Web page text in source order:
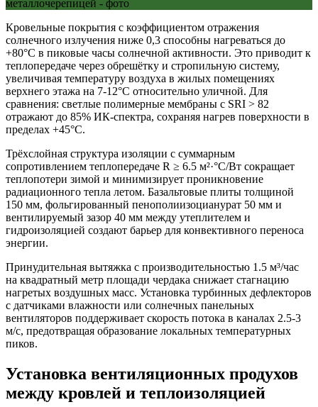
Кровельные покрытия с коэффициентом отражения
солнечного излучения ниже 0,3 способны нагреваться до
+80°C в пиковые часы солнечной активности. Это приводит к
теплопередаче через обрешётку и стропильную систему,
увеличивая температуру воздуха в жилых помещениях
верхнего этажа на 7-12°C относительно уличной. Для
сравнения: светлые полимерные мембраны с SRI > 82
отражают до 85% ИК-спектра, сохраняя нагрев поверхности в
пределах +45°C.
Трёхслойная структура изоляции с суммарным
сопротивлением теплопередаче R ≥ 6.5 м²·°C/Вт сокращает
теплопотери зимой и минимизирует проникновение
радиационного тепла летом. Базальтовые плиты толщиной
150 мм, фольгированный пенополиизоцианурат 50 мм и
вентилируемый зазор 40 мм между утеплителем и
гидроизоляцией создают барьер для конвективного переноса
энергии.
Принудительная вытяжка с производительностью 1.5 м³/час
на квадратный метр площади чердака снижает стагнацию
нагретых воздушных масс. Установка турбинных дефлекторов
с датчиками влажности или солнечных панельных
вентиляторов поддерживает скорость потока в каналах 2.5-3
м/с, предотвращая образование локальных температурных
пиков.
Установка вентиляционных продухов
между кровлей и теплоизоляцией